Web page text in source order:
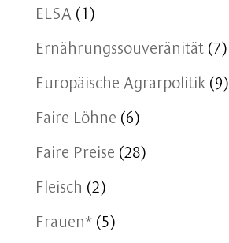
ELSA (1)
Ernährungssouveränität (7)
Europäische Agrarpolitik (9)
Faire Löhne (6)
Faire Preise (28)
Fleisch (2)
Frauen*(5)